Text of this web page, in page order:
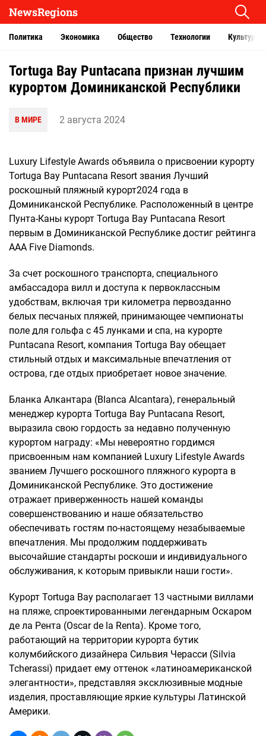
NewsRegions
Политика Экономика Общество Технологии Культура
Tortuga Bay Puntacana признан лучшим
курортом Доминиканской Республики
В МИРЕ 2 августа 2024
Luxury Lifestyle Awards объявила о присвоении курорту
Tortuga Bay Puntacana Resort звания Лучший
роскошный пляжный курорт2024 года в
Доминиканской Республике. Расположенный в центре
Пунта-Каны курорт Tortuga Bay Puntacana Resort
первым в Доминиканской Республике достиг рейтинга
AAA Five Diamonds.
За счет роскошного транспорта, специального
амбассадора вилл и доступа к первоклассным
удобствам, включая три километра первозданно
белых песчаных пляжей, принимающее чемпионаты
поле для гольфа с 45 лунками и спа, на курорте
Puntacana Resort, компания Tortuga Bay обещает
стильный отдых и максимальные впечатления от
острова, где отдых приобретает новое значение.
Бланка Алкантара (Blanca Alcantara), генеральный
менеджер курорта Tortuga Bay Puntacana Resort,
выразила свою гордость за недавно полученную
курортом награду: «Мы невероятно гордимся
присвоенным нам компанией Luxury Lifestyle Awards
званием Лучшего роскошного пляжного курорта в
Доминиканской Республике. Это достижение
отражает приверженность нашей команды
совершенствованию и наше обязательство
обеспечивать гостям по-настоящему незабываемые
впечатления. Мы продолжим поддерживать
высочайшие стандарты роскоши и индивидуального
обслуживания, к которым привыкли наши гости».
Курорт Tortuga Bay располагает 13 частными виллами
на пляже, спроектированными легендарным Оскаром
де ла Рента (Oscar de la Renta). Кроме того,
работающий на территории курорта бутик
колумбийского дизайнера Сильвия Черасси (Silvia
Tcherassi) придает ему оттенок «латиноамериканской
элегантности», представляя эксклюзивные модные
изделия, проставляющие яркие культуры Латинской
Америки.